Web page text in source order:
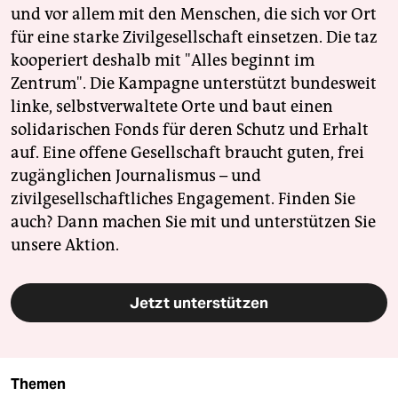
und vor allem mit den Menschen, die sich vor Ort
für eine starke Zivilgesellschaft einsetzen. Die taz
kooperiert deshalb mit "Alles beginnt im
Zentrum". Die Kampagne unterstützt bundesweit
linke, selbstverwaltete Orte und baut einen
solidarischen Fonds für deren Schutz und Erhalt
auf. Eine offene Gesellschaft braucht guten, frei
zugänglichen Journalismus – und
zivilgesellschaftliches Engagement. Finden Sie
auch? Dann machen Sie mit und unterstützen Sie
unsere Aktion.
Jetzt unterstützen
Themen